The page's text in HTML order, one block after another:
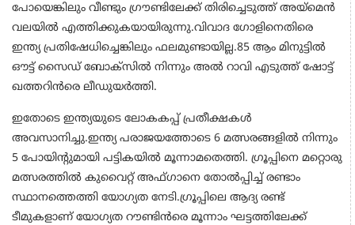
പോയെങ്കിലും വീണ്ടും ഗ്രൗണ്ടിലേക്ക് തിരിച്ചെടുത്ത് അയ്‌മെന്‍
വലയില്‍ എത്തിക്കുകയായിരുന്നു.വിവാദ ഗോളിനെതിരെ
ഇന്ത്യ പ്രതിഷേധിച്ചെങ്കിലും ഫലമുണ്ടായില്ല.85 ആം മിനുട്ടില്‍
ഔട്ട് സൈഡ് ബോക്‌സില്‍ നിന്നും അല്‍ റാവി എടുത്ത് ഷോട്ട്
ഖത്തറിന്‍രെ ലീഡുയര്‍ത്തി.
ഇതോടെ ഇന്ത്യയുടെ ലോകകപ്പ് പ്രതീക്ഷകള്‍
അവസാനിച്ചു.ഇന്ത്യ പരാജയത്തോടെ 6 മത്സരങ്ങളില്‍ നിന്നും
5 പോയിന്റുമായി പട്ടികയില്‍ മൂന്നാമതെത്തി. ഗ്രൂപ്പിനെ മറ്റൊരു
മത്സരത്തില്‍ കുവൈറ്റ് അഫ്ഗാനെ തോല്‍പ്പിച്ച് രണ്ടാം
സ്ഥാനത്തെത്തി യോഗ്യത നേടി.ഗ്രൂപ്പിലെ ആദ്യ രണ്ട്
ടീമുകളാണ് യോഗ്യത റൗണ്ടിന്‍രെ മൂന്നാം ഘട്ടത്തിലേക്ക്